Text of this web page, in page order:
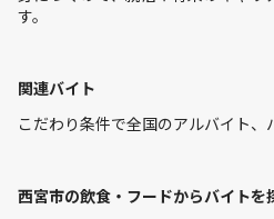
す。
関連バイト
こだわり条件で全国のアルバイト
西宮市の飲食・フードからバイトを